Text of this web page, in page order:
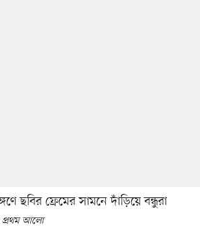
ছবির ফ্রেমের সামনে দাঁড়িয়ে বন্ধুরা
প্রথম আলো